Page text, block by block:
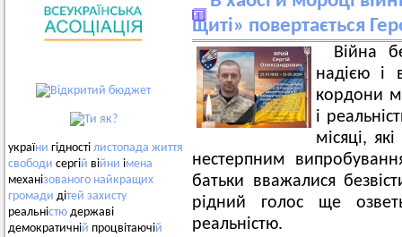
україни гідності листопада життя
свободи сергій війни імена
механізованого найкращих
громади дітей захисту
реальністю державі
демократичній процвітаючій
щиті» повертається
Війна
надією і
кордони
і
місяці,
нестерпним
батьки вважалися
рідний голос ще
реальністю.